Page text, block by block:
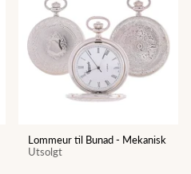
Lommeur til Bunad - Mekanisk
Utsolgt